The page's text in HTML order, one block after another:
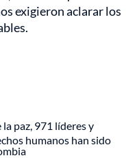
exigieron aclarar los
paz, 971 líderes y
humanos han sido